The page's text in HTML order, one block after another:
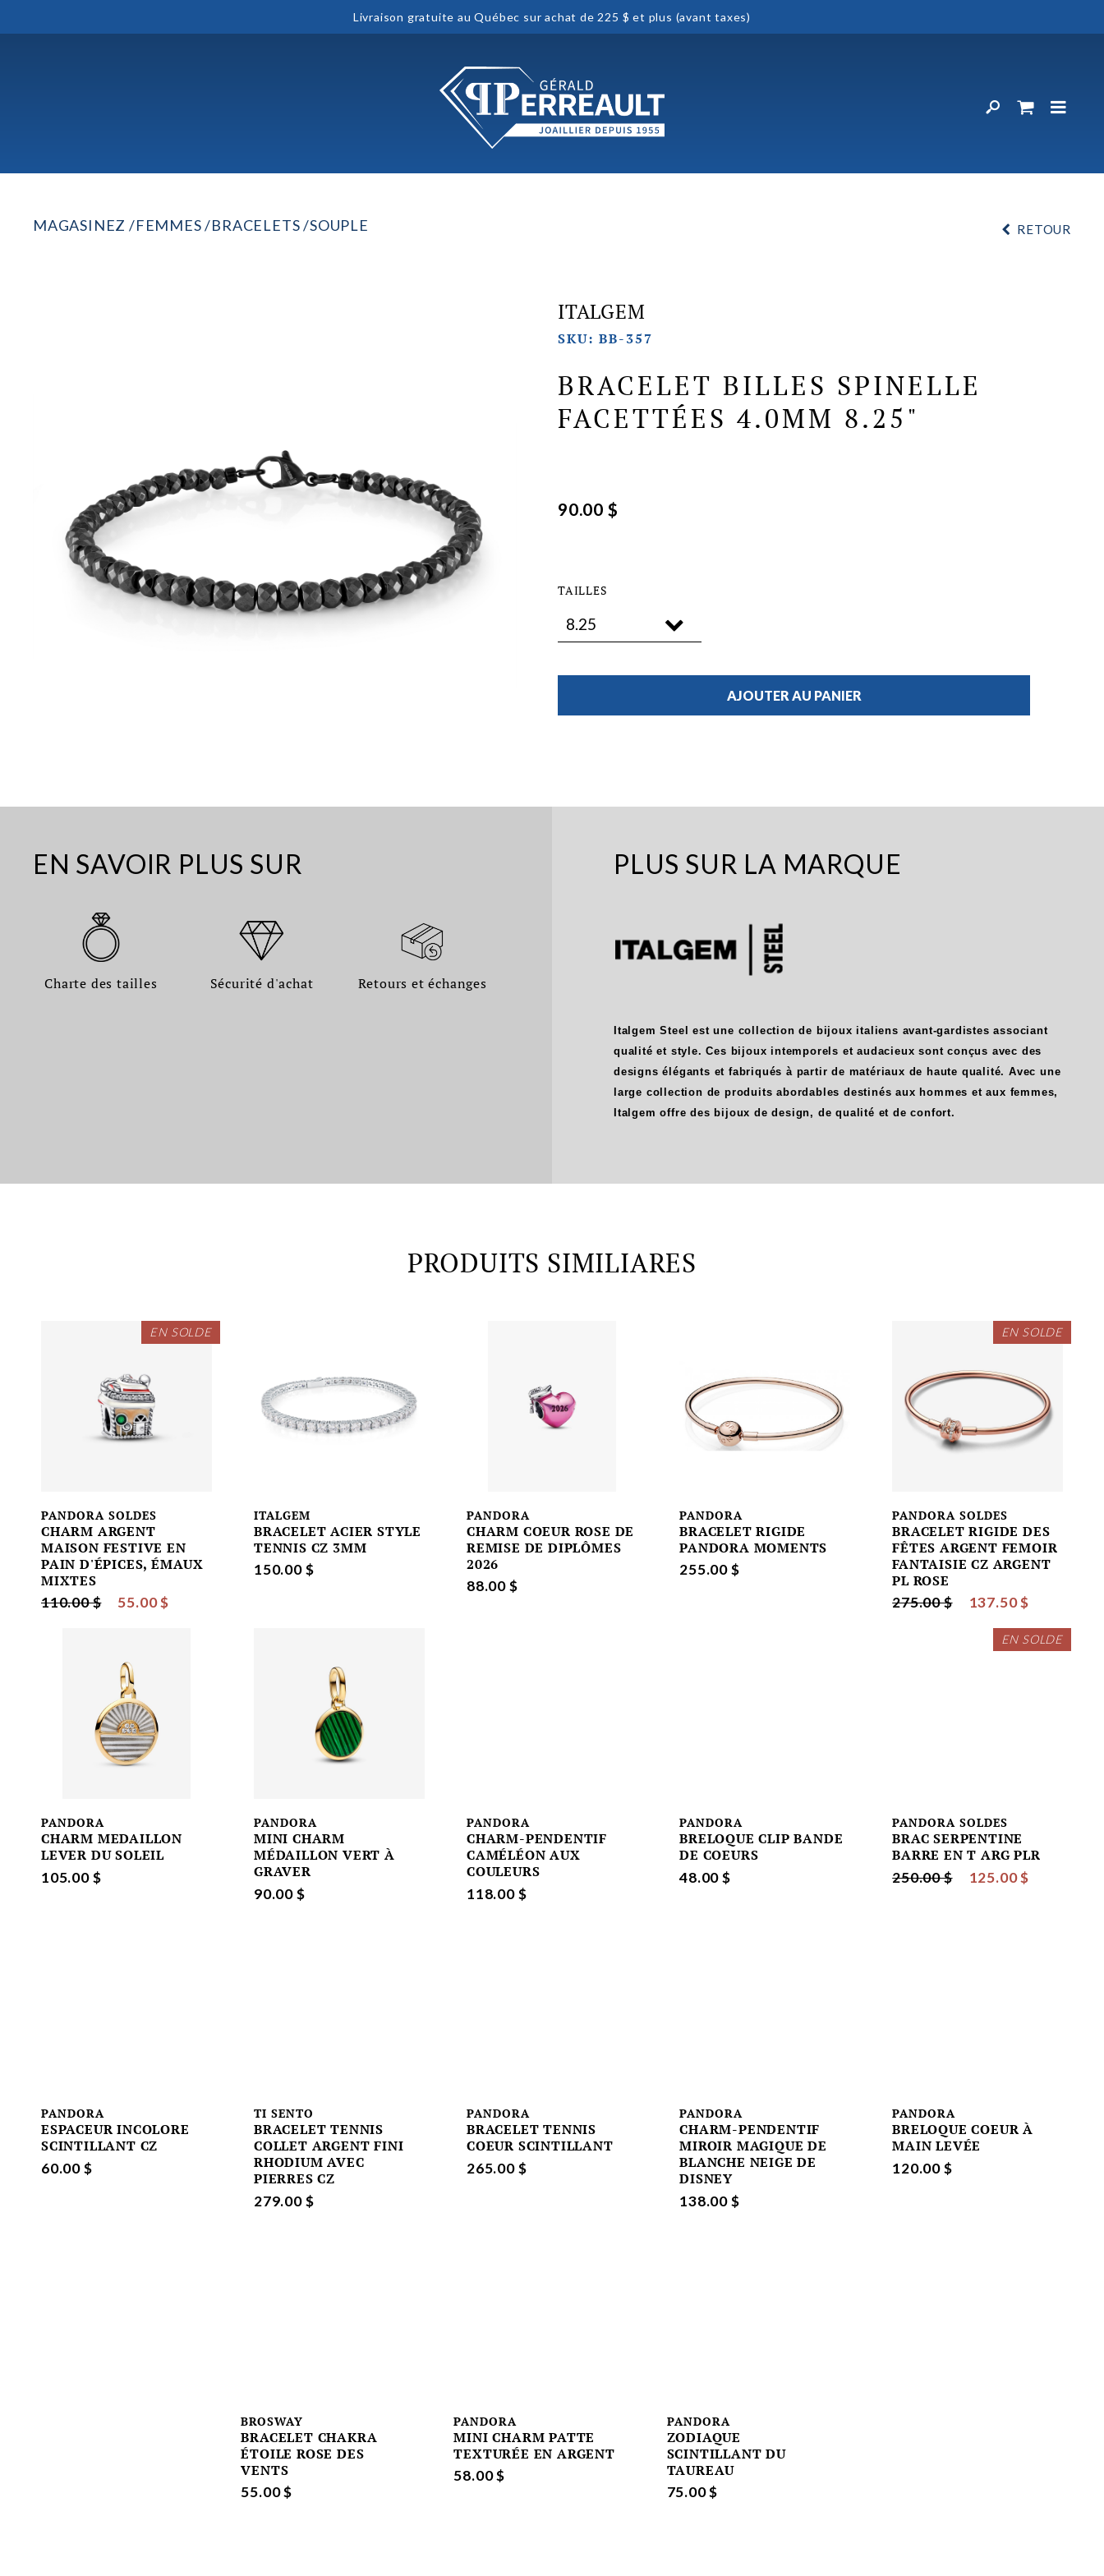
Livraison gratuite au Québec sur achat de 225 $ et plus (avant taxes)
MAGASINEZ FEMMES BRACELETS SOUPLE RETOUR
ITALGEM
SKU: BB-357
BRACELET BILLES SPINELLE
FACETTÉES 4.0MM 8.25"
90.00 $
TAILLES
AJOUTER AU PANIER
EN SAVOIR PLUS SUR
Charte des tailles Sécurité d'achat Retours et échanges
PLUS SUR LA MARQUE
Italgem Steel est une collection de bijoux italiens avant-gardistes associant
qualité et style. Ces bijoux intemporels et audacieux sont conçus avec des
designs élégants et fabriqués à partir de matériaux de haute qualité. Avec une
large collection de produits abordables destinés aux hommes et aux femmes,
Italgem offre des bijoux de design, de qualité et de confort.
PRODUITS SIMILIARES
EN SOLDE
PANDORA SOLDES
CHARM ARGENT
MAISON FESTIVE EN
PAIN D'ÉPICES, ÉMAUX
MIXTES
110.00 $ 55.00 $
ITALGEM
BRACELET ACIER STYLE
TENNIS CZ 3MM
150.00 $
PANDORA
CHARM COEUR ROSE DE
REMISE DE DIPLÔMES
2026
88.00 $
PANDORA
BRACELET RIGIDE
PANDORA MOMENTS
255.00 $
EN SOLDE
PANDORA SOLDES
BRACELET RIGIDE DES
FÊTES ARGENT FEMOIR
FANTAISIE CZ ARGENT
PL ROSE
275.00 $ 137.50 $
PANDORA
CHARM MEDAILLON
LEVER DU SOLEIL
105.00 $
PANDORA
MINI CHARM
MÉDAILLON VERT À
GRAVER
90.00 $
PANDORA
CHARM-PENDENTIF
CAMÉLÉON AUX
COULEURS
118.00 $
PANDORA
BRELOQUE CLIP BANDE
DE COEURS
48.00 $
EN SOLDE
PANDORA SOLDES
BRAC SERPENTINE
BARRE EN T ARG PLR
250.00 $ 125.00 $
PANDORA
ESPACEUR INCOLORE
SCINTILLANT CZ
60.00 $
TI SENTO
BRACELET TENNIS
COLLET ARGENT FINI
RHODIUM AVEC
PIERRES CZ
279.00 $
PANDORA
BRACELET TENNIS
COEUR SCINTILLANT
265.00 $
PANDORA
CHARM-PENDENTIF
MIROIR MAGIQUE DE
BLANCHE NEIGE DE
DISNEY
138.00 $
PANDORA
BRELOQUE COEUR À
MAIN LEVÉE
120.00 $
BROSWAY
BRACELET CHAKRA
ÉTOILE ROSE DES
VENTS
55.00 $
PANDORA
MINI CHARM PATTE
TEXTURÉE EN ARGENT
58.00 $
PANDORA
ZODIAQUE
SCINTILLANT DU
TAUREAU
75.00 $